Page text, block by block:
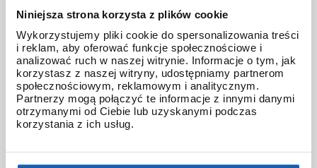
Niniejsza strona korzysta z plików cookie
Wykorzystujemy pliki cookie do spersonalizowania treści
i reklam, aby oferować funkcje społecznościowe i
analizować ruch w naszej witrynie. Informacje o tym, jak
korzystasz z naszej witryny, udostępniamy partnerom
społecznościowym, reklamowym i analitycznym.
Partnerzy mogą połączyć te informacje z innymi danymi
otrzymanymi od Ciebie lub uzyskanymi podczas
korzystania z ich usług.
instrukcja
jak czyścić g-shocka
jak skrócić bransoletę w g-shock?
jak ustawić zegarek g-shock ga-2100?
jak włączyć podświetlenie w zegarku
jak wymienić baterię gshock?
jak zmienić czas w zegarku g-shock?